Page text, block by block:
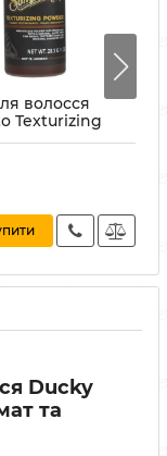
волосся
Texturizing
г
Ducky
та